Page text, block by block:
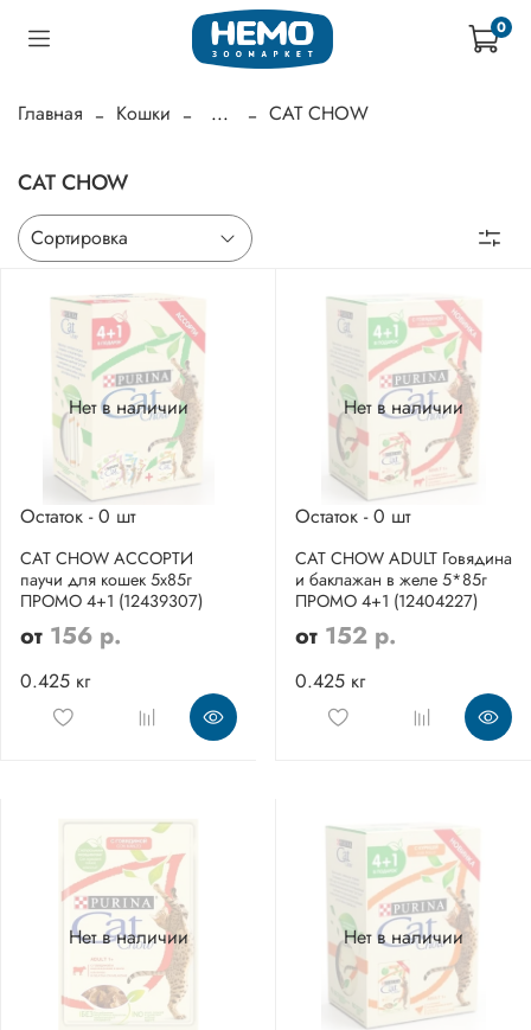
0
Главная Кошки ... CAT CHOW
CAT CHOW
Нет в наличии
Остаток - 0 шт
CAT CHOW АССОРТИ
паучи для кошек 5х85г
ПРОМО 4+1 (12439307)
от 156 р.
0.425 кг
Нет в наличии
Остаток - 0 шт
CAT CHOW ADULT Говядина
и баклажан в желе 5*85г
ПРОМО 4+1 (12404227)
от 152 р.
0.425 кг
Нет в наличии Нет в наличии